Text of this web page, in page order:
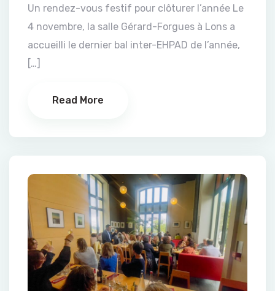
Un rendez-vous festif pour clôturer l’année Le
4 novembre, la salle Gérard-Forgues à Lons a
accueilli le dernier bal inter-EHPAD de l’année,
[…]
Read More